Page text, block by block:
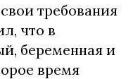
требования
что в
беременная и
время